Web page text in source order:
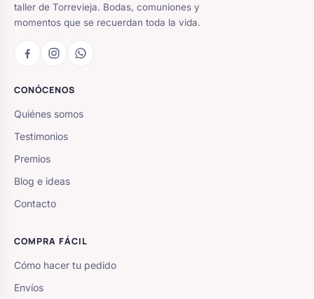
taller de Torrevieja. Bodas, comuniones y
momentos que se recuerdan toda la vida.
CONÓCENOS
Quiénes somos
Testimonios
Premios
Blog e ideas
Contacto
COMPRA FÁCIL
Cómo hacer tu pedido
Envíos